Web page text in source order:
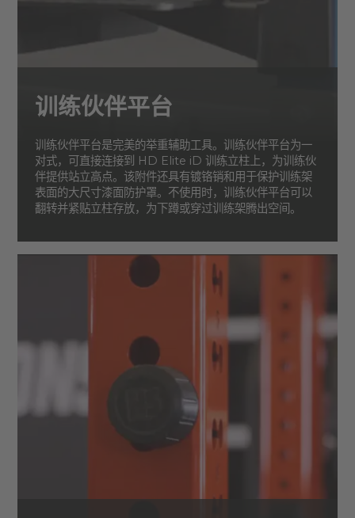
训练伙伴平台
训练伙伴平台是完美的举重辅助工具。训练伙伴平台为一
对式，可直接连接到 HD Elite iD 训练立柱上，为训练伙
伴提供站立高点。该附件还具有镀铬销和用于保护训练架
表面的大尺寸漆面防护罩。不使用时，训练伙伴平台可以
翻转并紧贴立柱存放，为下蹲或穿过训练架腾出空间。